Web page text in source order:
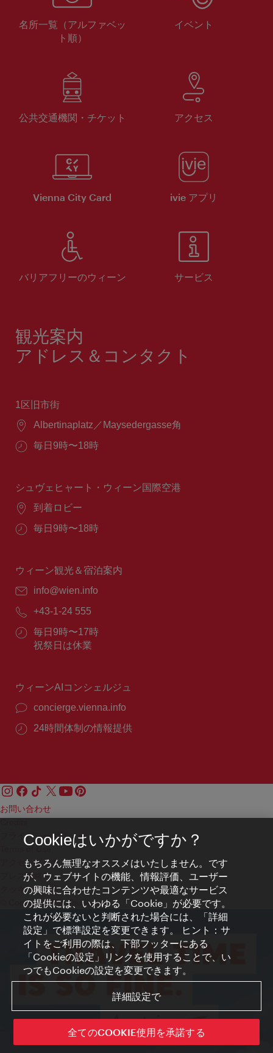
名所一覧（アルファベッ
ト順）
イベント
公共交通機関・チケット アクセス
Vienna City Card ivie アプリ
バリアフリーのウィーン サービス
観光案内
アドレス＆コンタクト
1区旧市街
場
Albertinaplatz／Maysedergasse角
営
間：
毎日9時〜18時
シュヴェヒャート・ウィーン国際空港
場
到着ロビー
営
間：
毎日9時〜18時
ウィーン観光＆宿泊案内
E
ー
ル：
info@wien.info
電
番
号：
+43-1-24 555
営
業
毎日9時〜17時
祝祭日は休業
ウィーンAIコンシェルジュ
concierge.vienna.info
24時間体制の情報提供
お問い合わせ
プライバシーポリシー
アクセシビリティ
プレス連絡先
クッキーの設定
© Copyright WienTourismus
Cookieはいかがですか？
もちろん無理なオススメはいたしません。です
が、ウェブサイトの機能、情報評価、ユーザー
の興味に合わせたコンテンツや最適なサービス
の提供には、いわゆる「Cookie」が必要です。
これが必要ないと判断された場合には、「詳細
設定」で標準設定を変更できます。 ヒント：サ
イトをご利用の際は、下部フッターにある
「Cookieの設定」リンクを使用することで、い
つでもCookieの設定を変更できます。
詳細設定で
全てのCOOKIE使用を承諾する